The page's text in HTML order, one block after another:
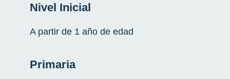
Nivel Inicial
A partir de 1 año de edad
Primaria